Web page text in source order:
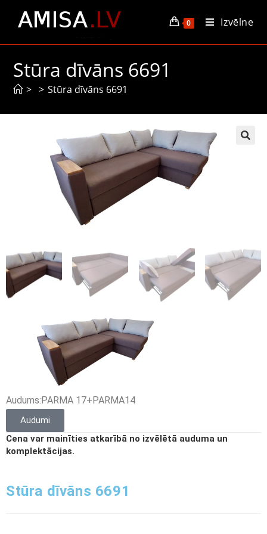
0 Izvēlne
Stūra dīvāns 6691
> > Stūra dīvāns 6691
Audums:PARMA 17+PARMA14
Audumi
Cena var mainīties atkarībā no izvēlētā auduma un
komplektācijas.
Stūra dīvāns 6691